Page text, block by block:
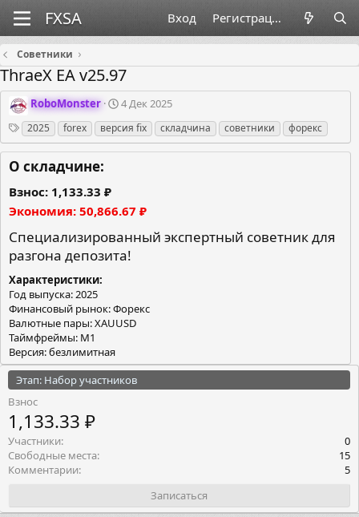
Вход Регистрация
Советники
ThraeX EA v25.97
О
г
а
н
и
з
т
о
RoboMonster
Д
т
а
а
н
я
4 Дек 2025
Теги
2025 forex версия fix складчина советники форекс
О складчине:
Взнос 1,133.33 ₽
Экономия 50,866.67 ₽
Специализированный экспертный советник для
разгона депозита!
Характеристики
Год выпуска: 2025
Финансовый рынок: Форекс
Валютные пары: XAUUSD
Таймфреймы: М1
Версия: безлимитная
Этап: Набор участников
Взнос
1,133.33 ₽
Участники
0
Свободные места
15
Комментарии
5
Записаться